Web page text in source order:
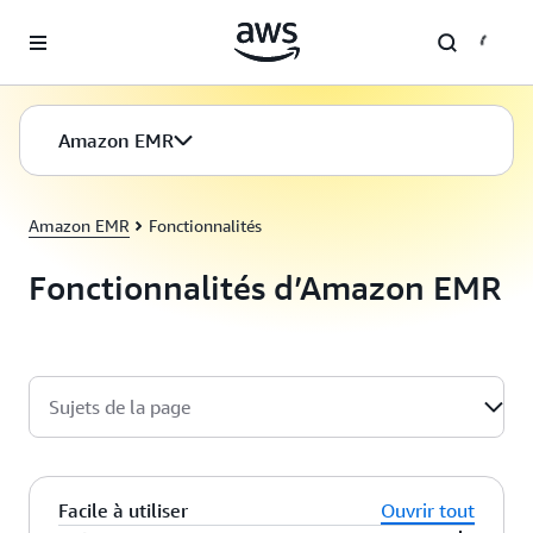
Amazon EMR
Amazon EMR Fonctionnalités
Fonctionnalités d’Amazon EMR
Sujets de la page
Facile à utiliser
Ouvrir tout